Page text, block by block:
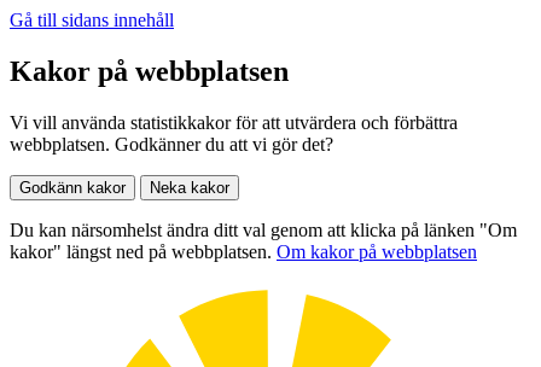
Gå till sidans innehåll
Kakor på webbplatsen
Vi vill använda statistikkakor för att utvärdera och förbättra
webbplatsen. Godkänner du att vi gör det?
Godkänn kakor Neka kakor
Du kan närsomhelst ändra ditt val genom att klicka på länken "Om
kakor" längst ned på webbplatsen. Om kakor på webbplatsen